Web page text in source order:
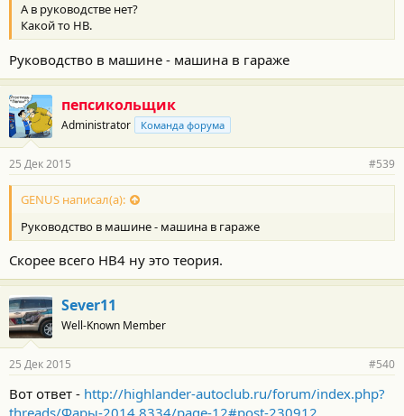
А в руководстве нет?
Какой то HB.
Руководство в машине - машина в гараже
пепсикольщик
Administrator Команда форума
25 Дек 2015 #539
GENUS написал(а):
Руководство в машине - машина в гараже
Скорее всего HB4 ну это теория.
Sever11
Well-Known Member
25 Дек 2015 #540
Вот ответ - http://highlander-autoclub.ru/forum/index.php?
threads/Фары-2014.8334/page-12#post-230912